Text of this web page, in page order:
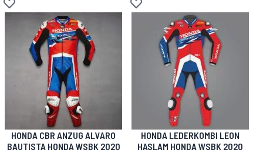
Zur Wunschliste hinzufügen Zur Wunschliste hinzufügen
HONDA CBR ANZUG ALVARO
BAUTISTA HONDA WSBK 2020
HONDA LEDERKOMBI LEON
HASLAM HONDA WSBK 2020